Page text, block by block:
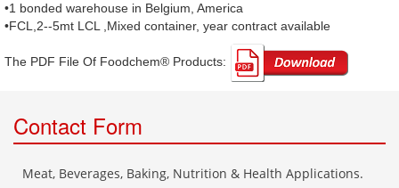
•1 bonded warehouse in Belgium, America
•FCL,2--5mt LCL ,Mixed container, year contract available
The PDF File Of Foodchem® Products: